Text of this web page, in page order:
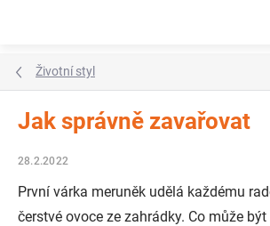
Životní styl
Jak správně zavařovat
28.2.2022
První várka meruněk udělá každému
čerstvé ovoce ze zahrádky. Co může